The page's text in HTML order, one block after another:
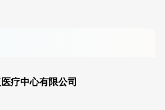
疗中心有限公司